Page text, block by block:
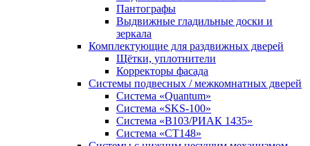
Пантографы
Выдвижные гладильные доски и
зеркала
Комплектующие для раздвижных дверей
Щётки, уплотнители
Корректоры фасада
Системы подвесных / межкомнатных дверей
Система «Quantum»
Система «SKS-100»
Система «B103/РИАК 1435»
Система «СТ148»